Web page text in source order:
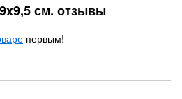
см. отзывы
первым!